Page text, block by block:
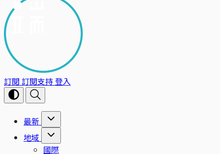
訂閱 訂閱支持登入
最新
地域
國際